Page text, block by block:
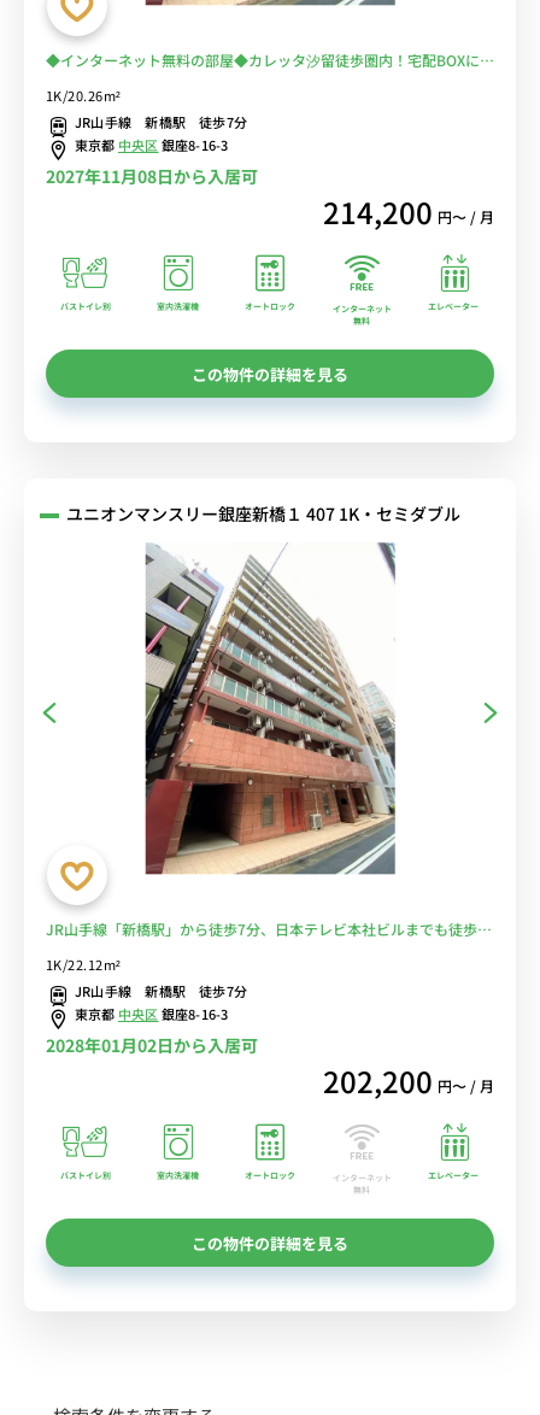
◆インターネット無料の部屋◆カレッタ汐留徒歩圏内！宅配BOXに浴
1K/20.26m²
JR山手線 新橋駅 徒歩7分
東京都 中央区銀座8-16-3
2027年11月08日から入居可
214,200 円〜 / 月
バストイレ別 室内洗濯機 オートロック
インターネット
無料
エレベーター
この物件の詳細を見る
ユニオンマンスリー銀座新橋１ 407 1K・セミダブル
JR山手線「新橋駅」から徒歩7分、日本テレビ本社ビルまでも徒歩圏
内■選べるWi-Fi格安レンタル中！
1K/22.12m²
JR山手線 新橋駅 徒歩7分
東京都 中央区銀座8-16-3
2028年01月02日から入居可
202,200 円〜 / 月
バストイレ別 室内洗濯機 オートロック
インターネット
無料
エレベーター
この物件の詳細を見る